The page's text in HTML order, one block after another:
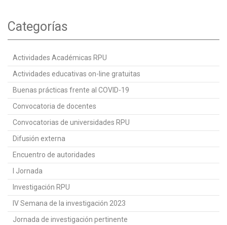
Categorías
Actividades Académicas RPU
Actividades educativas on-line gratuitas
Buenas prácticas frente al COVID-19
Convocatoria de docentes
Convocatorias de universidades RPU
Difusión externa
Encuentro de autoridades
I Jornada
Investigación RPU
IV Semana de la investigación 2023
Jornada de investigación pertinente